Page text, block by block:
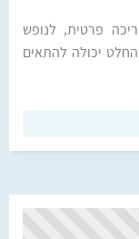
פרטית, לנופש
יכולה להתאים